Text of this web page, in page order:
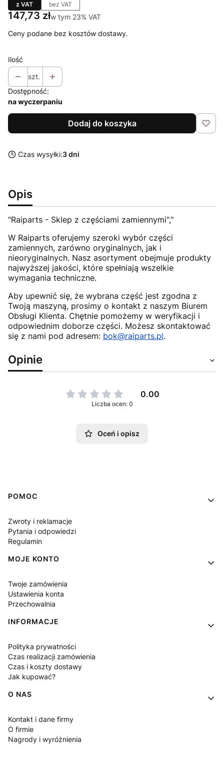
z VAT bez VAT
Cena
147,73 złw tym 23% VAT
w tym 23% VAT
Ceny podane bez kosztów dostawy.
Ilość
szt.
Dostępność:
na wyczerpaniu
Dodaj do koszyka
Czas wysyłki:3 dni
Opis
"Raiparts - Sklep z częściami zamiennymi","
W Raiparts oferujemy szeroki wybór części
zamiennych, zarówno oryginalnych, jak i
nieoryginalnych. Nasz asortyment obejmuje produkty
najwyższej jakości, które spełniają wszelkie
wymagania techniczne.
Aby upewnić się, że wybrana część jest zgodna z
Twoją maszyną, prosimy o kontakt z naszym Biurem
Obsługi Klienta. Chętnie pomożemy w weryfikacji i
odpowiednim doborze części. Możesz skontaktować
się z nami pod adresem: bok@raiparts.pl.
Opinie
0.00
Liczba ocen: 0
Oceń i opisz
Linki w stopce
POMOC
Zwroty i reklamacje
Pytania i odpowiedzi
Regulamin
MOJE KONTO
Twoje zamówienia
Ustawienia konta
Przechowalnia
INFORMACJE
Polityka prywatności
Czas realizacji zamówienia
Czas i koszty dostawy
Jak kupować?
O NAS
Kontakt i dane firmy
O firmie
Nagrody i wyróżnienia